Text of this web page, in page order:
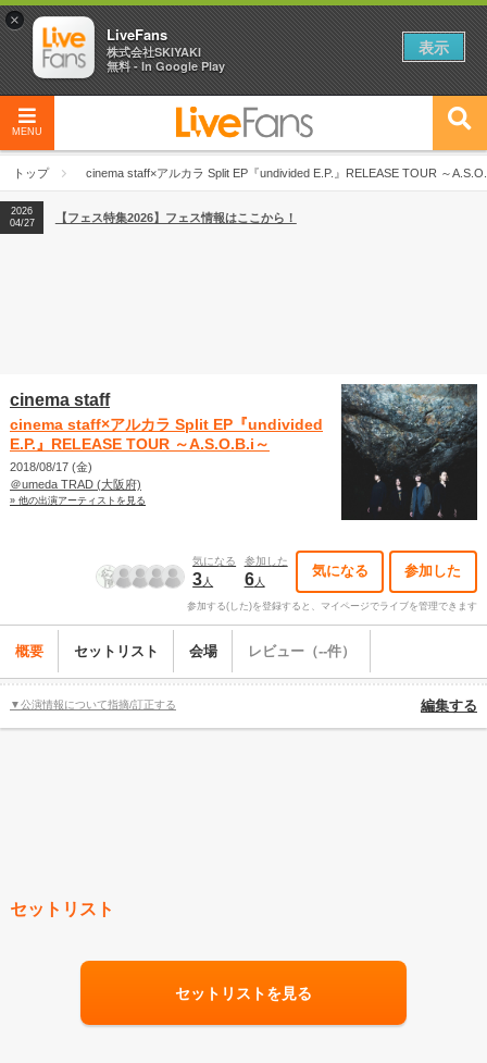
MENU
トップ cinema staff×アルカラ Split EP『undivided E.P.』RELEASE TOUR ～
2026
04/27
2026
【ライブ動員ランキング】2026年上半期編発表！
2026
04/27
【フェス特集2026】フェス情報はここから！
cinema staff
cinema staff×アルカラ Split EP『undivided
E.P.』RELEASE TOUR ～A.S.O.B.i～
2018/08/17 (金)
＠umeda TRAD (大阪府)
» 他の出演アーティストを見る
気になる
3人
参加した
6人
気になる 参加した
参加する(した)を登録すると、マイページでライブを管理できます
概要 セットリスト 会場 レビュー（--件）
▼公演情報について指摘/訂正する 編集する
セットリスト
セットリストを見る
×
LiveFans
株式会社SKIYAKI
無料 - In Google Play
表示